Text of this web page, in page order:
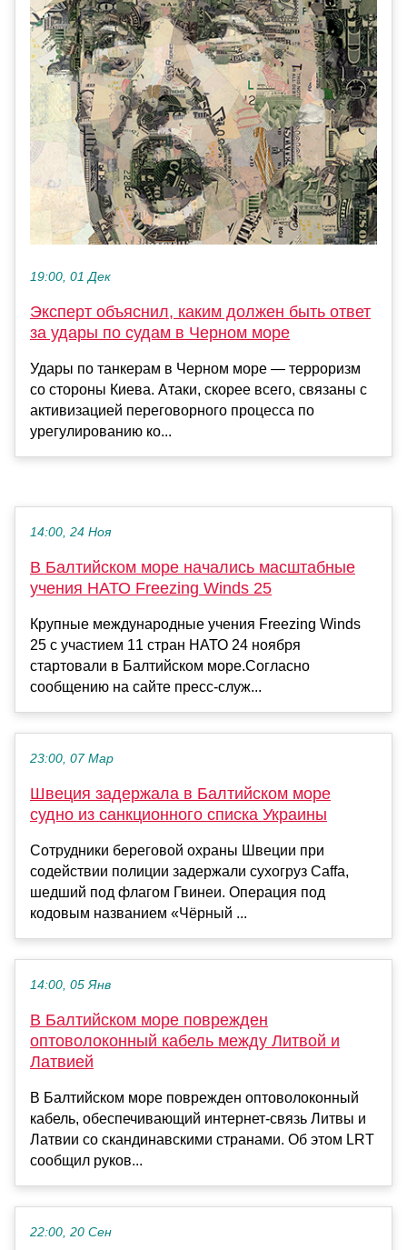
19:00, 01 Дек
Эксперт объяснил, каким должен быть ответ
за удары по судам в Черном море
Удары по танкерам в Черном море — терроризм
со стороны Киева. Атаки, скорее всего, связаны с
активизацией переговорного процесса по
урегулированию ко...
14:00, 24 Ноя
В Балтийском море начались масштабные
учения НАТО Freezing Winds 25
Крупные международные учения Freezing Winds
25 с участием 11 стран НАТО 24 ноября
стартовали в Балтийском море.Согласно
сообщению на сайте пресс-служ...
23:00, 07 Мар
Швеция задержала в Балтийском море
судно из санкционного списка Украины
Сотрудники береговой охраны Швеции при
содействии полиции задержали сухогруз Caffa,
шедший под флагом Гвинеи. Операция под
кодовым названием «Чёрный ...
14:00, 05 Янв
В Балтийском море поврежден
оптоволоконный кабель между Литвой и
Латвией
В Балтийском море поврежден оптоволоконный
кабель, обеспечивающий интернет-связь Литвы и
Латвии со скандинавскими странами. Об этом LRT
сообщил руков...
22:00, 20 Сен